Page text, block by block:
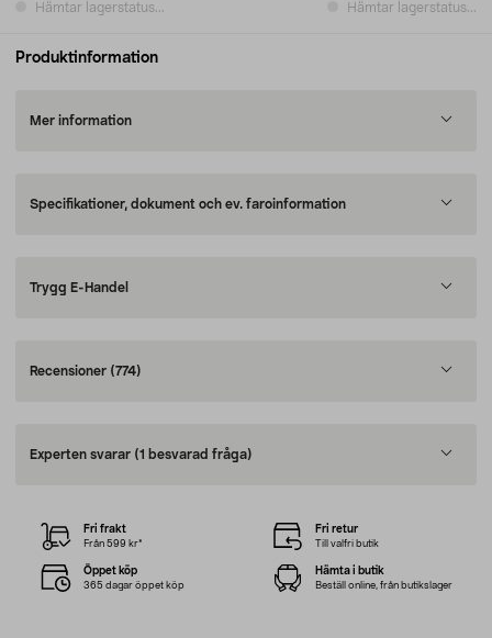
Hämtar lagerstatus... Hämtar lagerstatus...
Produktinformation
Mer information
Specifikationer, dokument och ev. faroinformation
Trygg E-Handel
Recensioner (774)
Experten svarar (1 besvarad fråga)
Fri frakt
Från 599 kr*
Fri retur
Till valfri butik
Öppet köp
365 dagar öppet köp
Hämta i butik
Beställ online, från butikslager